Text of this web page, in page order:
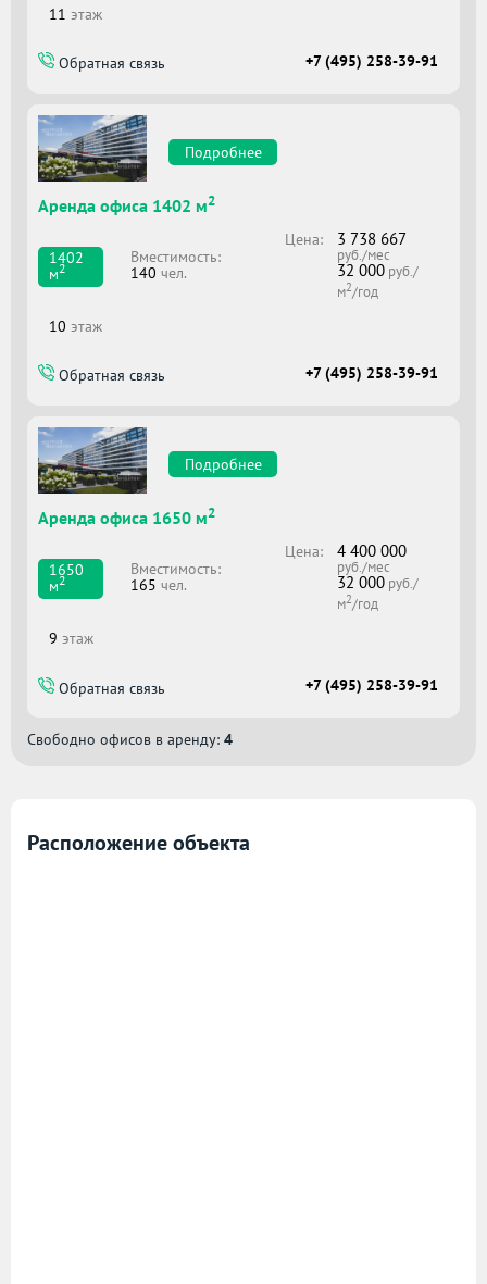
11 этаж
Обратная связь +7 (495) 258-39-91
Подробнее
Аренда офиса 1402 м2
1402
м2
Вместимоcть:
140 чел.
Цена: 3 738 667
руб./мес
32 000руб./
м2/год
10 этаж
Обратная связь +7 (495) 258-39-91
Подробнее
Аренда офиса 1650 м2
1650
м2
Вместимоcть:
165 чел.
Цена: 4 400 000
руб./мес
32 000руб./
м2/год
9 этаж
Обратная связь +7 (495) 258-39-91
Свободно офисов в аренду: 4
Расположение объекта